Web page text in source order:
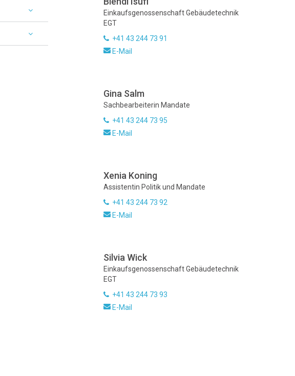
Einkaufsgenossenschaft Gebäudetechnik
EGT
+41 43 244 73 91
E-Mail
Gina Salm
Sachbearbeiterin Mandate
+41 43 244 73 95
E-Mail
Xenia Koning
Assistentin Politik und Mandate
+41 43 244 73 92
E-Mail
Silvia Wick
Einkaufsgenossenschaft Gebäudetechnik
EGT
+41 43 244 73 93
E-Mail